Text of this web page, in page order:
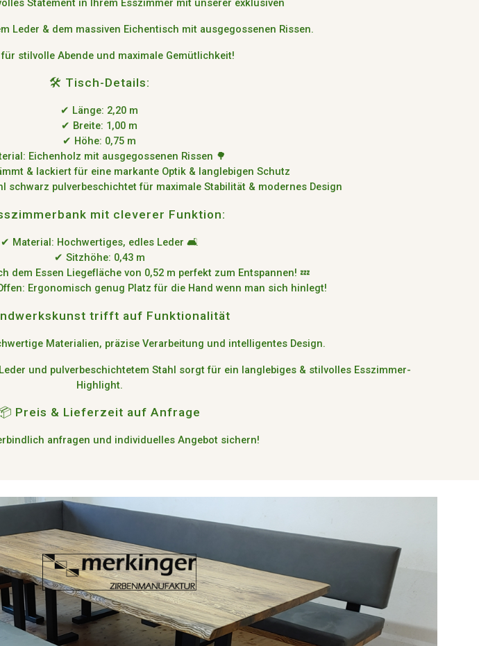
Statement in Ihrem Esszimmer mit unserer exklusiven
Leder & dem massiven Eichentisch mit ausgegossenen Rissen.
stilvolle Abende und maximale Gemütlichkeit!
🛠️ Tisch-Details:
✔ Länge: 2,20 m
✔ Breite: 1,00 m
✔ Höhe: 0,75 m
Eichenholz mit ausgegossenen Rissen 🌳
& lackiert für eine markante Optik & langlebigen Schutz
schwarz pulverbeschichtet für maximale Stabilität & modernes Design
mit cleverer Funktion:
✔ Material: Hochwertiges, edles Leder 🛋️
✔ Sitzhöhe: 0,43 m
dem Essen Liegefläche von 0,52 m perfekt zum Entspannen! 💤
: Ergonomisch genug Platz für die Hand wenn man sich hinlegt!
trifft auf Funktionalität
Materialien, präzise Verarbeitung und intelligentes Design.
und pulverbeschichtetem Stahl sorgt für ein langlebiges & stilvolles Esszimmer-
Highlight.
Preis & Lieferzeit auf Anfrage
anfragen und individuelles Angebot sichern!